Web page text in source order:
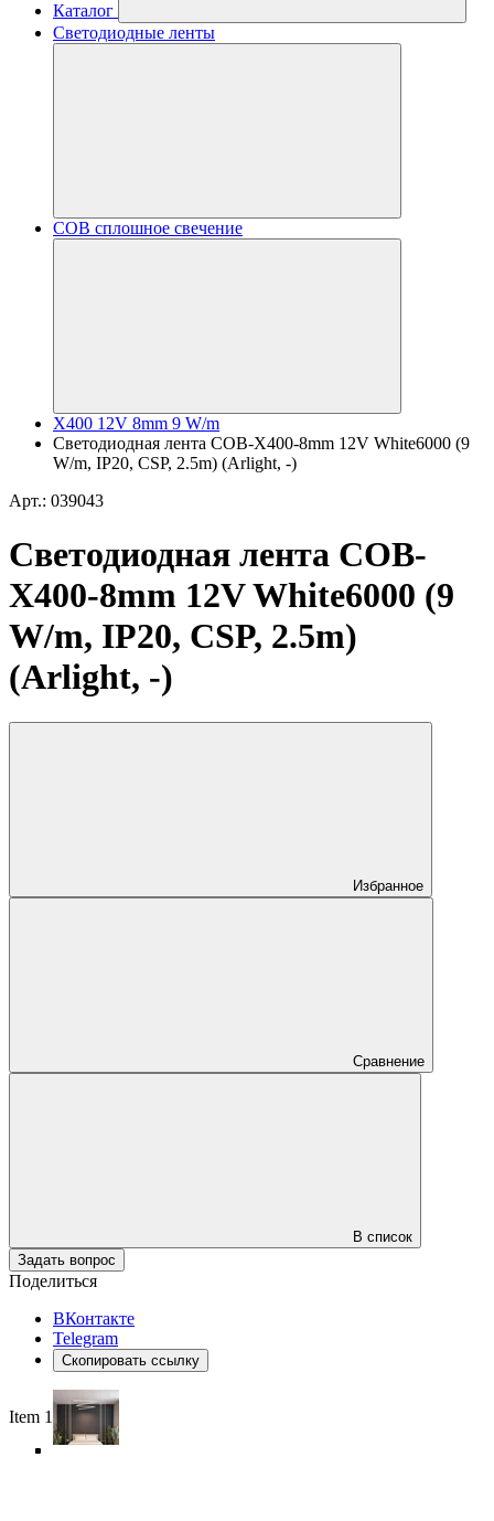
Каталог
Светодиодные ленты
COB сплошное свечение
X400 12V 8mm 9 W/m
Светодиодная лента COB-X400-8mm 12V White6000 (9
W/m, IP20, CSP, 2.5m) (Arlight, -)
Арт.: 039043
Светодиодная лента COB-
X400-8mm 12V White6000 (9
W/m, IP20, CSP, 2.5m)
(Arlight, -)
Избранное
Сравнение
В список
Задать вопрос
Поделиться
ВКонтакте
Telegram
Скопировать ссылку
Item 1 of 6